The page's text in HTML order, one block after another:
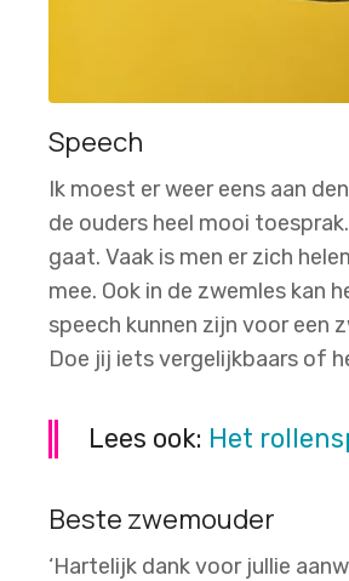
Speech
Ik moest er weer eens aan
de ouders heel mooi
gaat. Vaak is men er zich
mee. Ook in de zwemles kan
speech kunnen zijn voor een
Doe jij iets vergelijkbaars of
Lees ook: Het
Beste zwemouder
‘Hartelijk dank voor jullie